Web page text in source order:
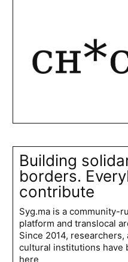
Building
borders.
contribute
Syg.ma is a community-
platform and translocal
Since 2014,
cultural institutions have
here